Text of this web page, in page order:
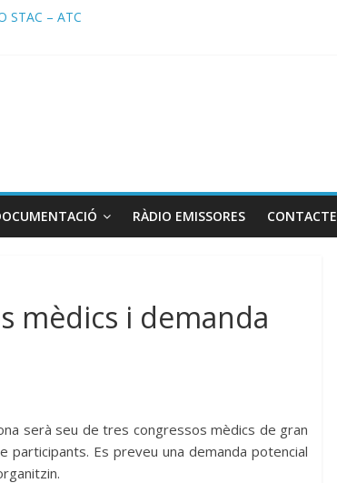
STAC – ATC
RÀDIO EMISSORES CONTACTE
mèdics i demanda
serà seu de tres congressos mèdics de gran
Es preveu una demanda potencial